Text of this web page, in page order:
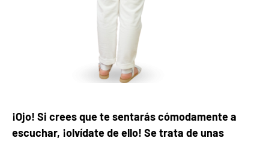
¡Ojo! Si crees que te sentarás cómodamente a
escuchar, ¡olvídate de ello! Se trata de unas